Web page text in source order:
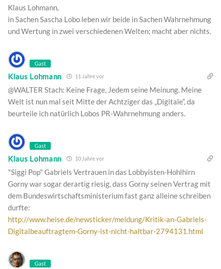
Klaus Lohmann,
in Sachen Sascha Lobo leben wir beide in Sachen Wahrnehmung
und Wertung in zwei verschiedenen Welten; macht aber nichts.
Gast
Klaus Lohmann 11 Jahre vor
@WALTER Stach: Keine Frage, Jedem seine Meinung. Meine
Welt ist nun mal seit Mitte der Achtziger das „Digitale“, da
beurteile ich natürlich Lobos PR-Wahrnehmung anders.
Gast
Klaus Lohmann 10 Jahre vor
"Siggi Pop" Gabriels Vertrauen in das Lobbyisten-Hohlhirn
Gorny war sogar derartig riesig, dass Gorny seinen Vertrag mit
dem Bundeswirtschaftsministerium fast ganz alleine schreiben
durfte:
http://www.heise.de/newsticker/meldung/Kritik-an-Gabriels-
Digitalbeauftragtem-Gorny-ist-nicht-haltbar-2794131.html
Gast